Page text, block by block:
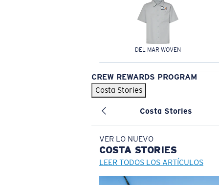
DEL MAR WOVEN
CREW REWARDS PROGRAM
Costa Stories
Costa Stories
VER LO NUEVO
COSTA STORIES
LEER TODOS LOS ARTÍCULOS